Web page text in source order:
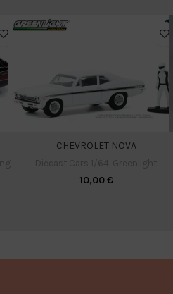
CHEVROLET NOVA
10,00€